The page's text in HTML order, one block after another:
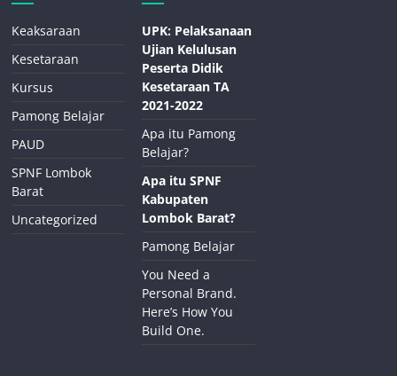
Keaksaraan
Kesetaraan
Kursus
Pamong Belajar
PAUD
SPNF Lombok
Barat
Uncategorized
UPK: Pelaksanaan
Ujian Kelulusan
Peserta Didik
Kesetaraan TA
2021-2022
Apa itu Pamong
Belajar?
Apa itu SPNF
Kabupaten
Lombok Barat?
Pamong Belajar
You Need a
Personal Brand.
Here’s How You
Build One.